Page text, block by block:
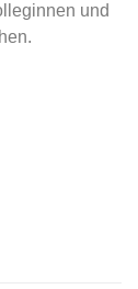
und